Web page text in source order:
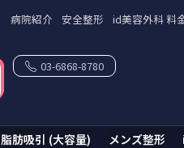
病院紹介 安全整形 id美容外科 料
脂肪吸引 (大容量) メンズ整形
03-6868-8780